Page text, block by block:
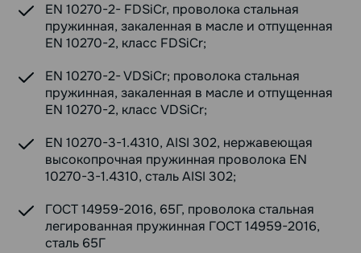
EN 10270-2- FDSiCr, проволока стальная
пружинная, закаленная в масле и отпущенная
EN 10270-2, класс FDSiCr;
EN 10270-2- VDSiCr; проволока стальная
пружинная, закаленная в масле и отпущенная
EN 10270-2, класс VDSiCr;
EN 10270-3-1.4310, AISI 302, нержавеющая
высокопрочная пружинная проволока EN
10270-3-1.4310, сталь AISI 302;
ГОСТ 14959-2016, 65Г, проволока стальная
легированная пружинная ГОСТ 14959-2016,
сталь 65Г